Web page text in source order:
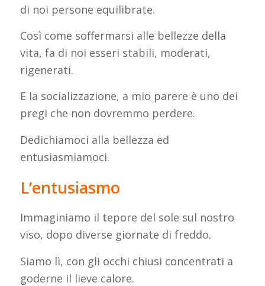
di noi persone equilibrate.
Così come soffermarsi alle bellezze della
vita, fa di noi esseri stabili, moderati,
rigenerati.
E la socializzazione, a mio parere è uno dei
pregi che non dovremmo perdere.
Dedichiamoci alla bellezza ed
entusiasmiamoci.
L’entusiasmo
Immaginiamo il tepore del sole sul nostro
viso, dopo diverse giornate di freddo.
Siamo lì, con gli occhi chiusi concentrati a
goderne il lieve calore.